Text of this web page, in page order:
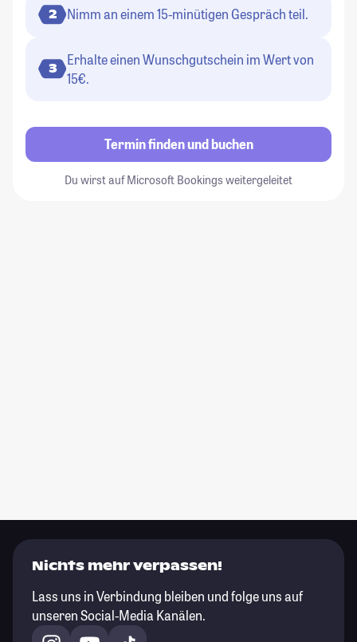
2 Nimm an einem 15-minütigen Gespräch teil.
3
Erhalte einen Wunschgutschein im Wert von
15€.
Termin finden und buchen
Du wirst auf Microsoft Bookings weitergeleitet
Nichts mehr verpassen!
Lass uns in Verbindung bleiben und folge uns auf
unseren Social-Media Kanälen.